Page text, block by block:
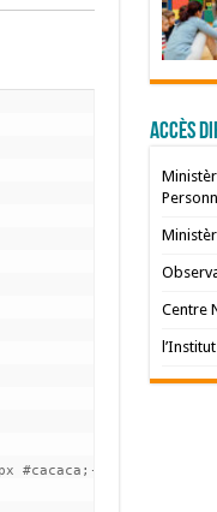
webkit-box-
Accès
Centre